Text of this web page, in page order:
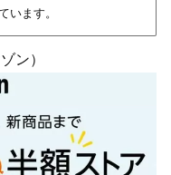
います。
ン）